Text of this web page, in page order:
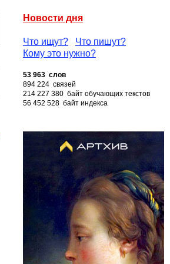
Новости дня
Что ищут?
Что пишут?
Кому это нужно?
53 963 слов
894 224 связей
214 227 380 байт обучающих текстов
56 452 528 байт индекса